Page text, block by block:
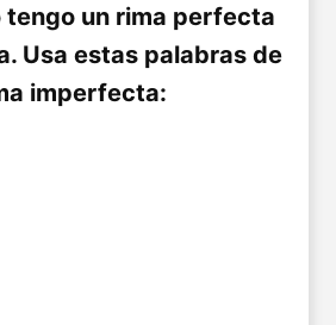
tengo un rima perfecta
Usa estas palabras de
imperfecta: